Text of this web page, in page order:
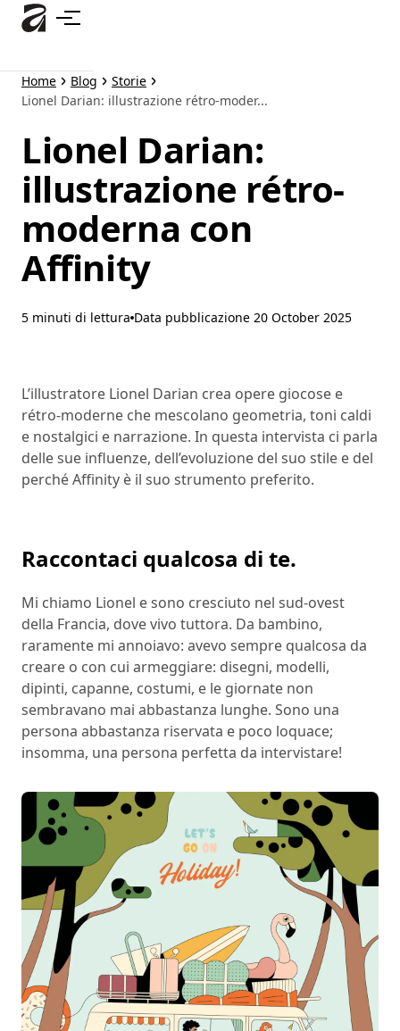
Passa
principale
Home Blog
Storie
Lionel Darian: illustrazione rétro-moder...
Lionel Darian:
illustrazione rétro-
moderna con
Affinity
5 minuti di lettura Data pubblicazione 20 October 2025
L’illustratore Lionel Darian crea opere giocose e
rétro-moderne che mescolano geometria, toni caldi
e nostalgici e narrazione. In questa intervista ci parla
delle sue influenze, dell’evoluzione del suo stile e del
perché Affinity è il suo strumento preferito.
Raccontaci qualcosa di te.
Mi chiamo Lionel e sono cresciuto nel sud-ovest
della Francia, dove vivo tuttora. Da bambino,
raramente mi annoiavo: avevo sempre qualcosa da
creare o con cui armeggiare: disegni, modelli,
dipinti, capanne, costumi, e le giornate non
sembravano mai abbastanza lunghe. Sono una
persona abbastanza riservata e poco loquace;
insomma, una persona perfetta da intervistare!